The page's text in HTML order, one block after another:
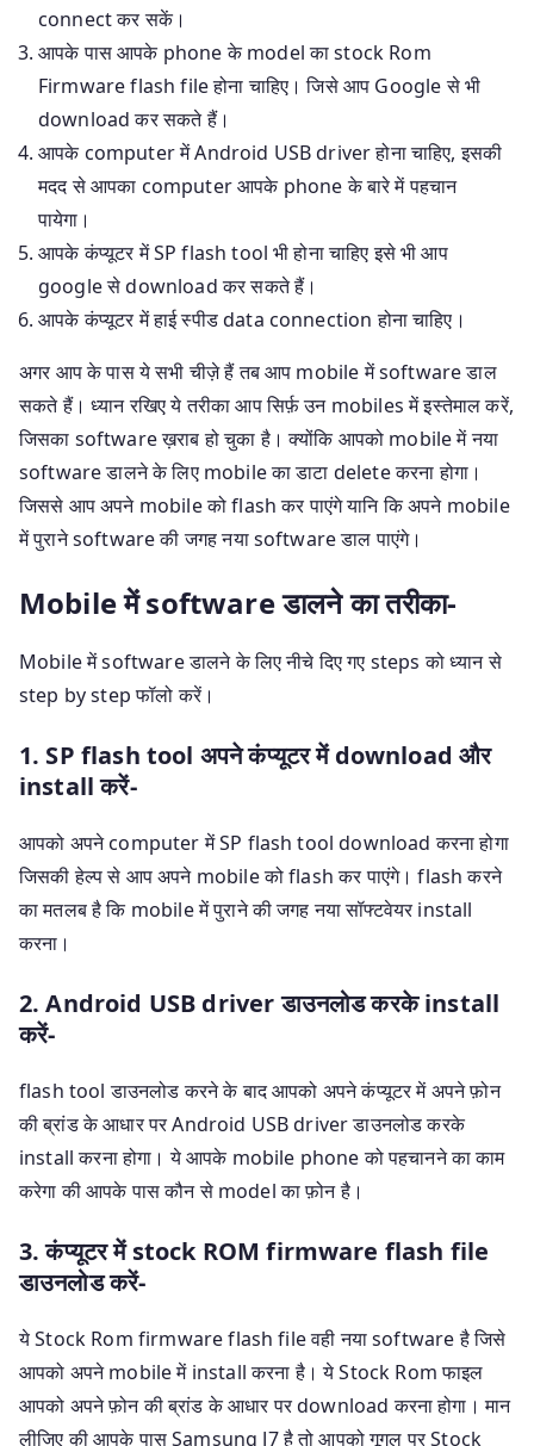
connect कर सकें।
आपके पास आपके phone के model का stock Rom
Firmware flash file होना चाहिए। जिसे आप Google से भी
download कर सकते हैं।
आपके computer में Android USB driver होना चाहिए, इसकी
मदद से आपका computer आपके phone के बारे में पहचान
पायेगा।
आपके कंप्यूटर में SP flash tool भी होना चाहिए इसे भी आप
google से download कर सकते हैं।
आपके कंप्यूटर में हाई स्पीड data connection होना चाहिए।
अगर आप के पास ये सभी चीज़े हैं तब आप mobile में software डाल
सकते हैं। ध्यान रखिए ये तरीका आप सिर्फ़ उन mobiles में इस्तेमाल करें,
जिसका software ख़राब हो चुका है। क्योंकि आपको mobile में नया
software डालने के लिए mobile का डाटा delete करना होगा।
जिससे आप अपने mobile को flash कर पाएंगे यानि कि अपने mobile
में पुराने software की जगह नया software डाल पाएंगे।
Mobile में software डालने का तरीका-
Mobile में software डालने के लिए नीचे दिए गए steps को ध्यान से
step by step फॉलो करें।
1. SP flash tool अपने कंप्यूटर में download और
install करें-
आपको अपने computer में SP flash tool download करना होगा
जिसकी हेल्प से आप अपने mobile को flash कर पाएंगे। flash करने
का मतलब है कि mobile में पुराने की जगह नया सॉफ्टवेयर install
करना।
2. Android USB driver डाउनलोड करके install
करें-
flash tool डाउनलोड करने के बाद आपको अपने कंप्यूटर में अपने फ़ोन
की ब्रांड के आधार पर Android USB driver डाउनलोड करके
install करना होगा। ये आपके mobile phone को पहचानने का काम
करेगा की आपके पास कौन से model का फ़ोन है।
3. कंप्यूटर में stock ROM firmware flash file
डाउनलोड करें-
ये Stock Rom firmware flash file वही नया software है जिसे
आपको अपने mobile में install करना है। ये Stock Rom फाइल
आपको अपने फ़ोन की ब्रांड के आधार पर download करना होगा। मान
लीजिए की आपके पास Samsung J7 है तो आपको गूगल पर Stock